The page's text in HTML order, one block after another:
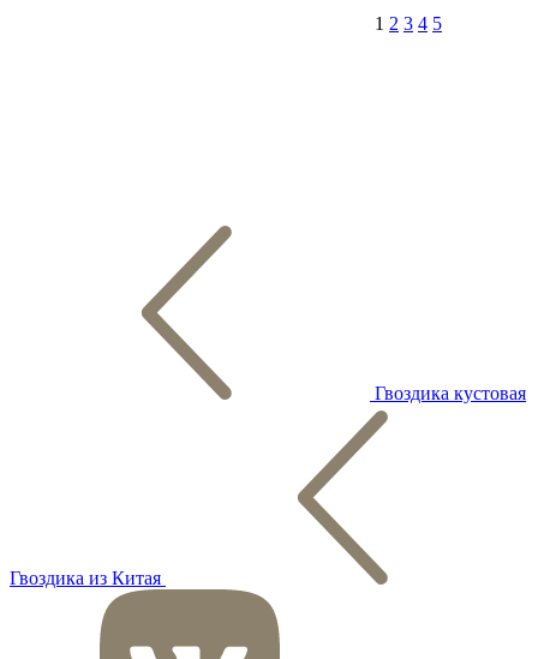
1 2 3 4 5
Гвоздика кустовая
Гвоздика из Китая